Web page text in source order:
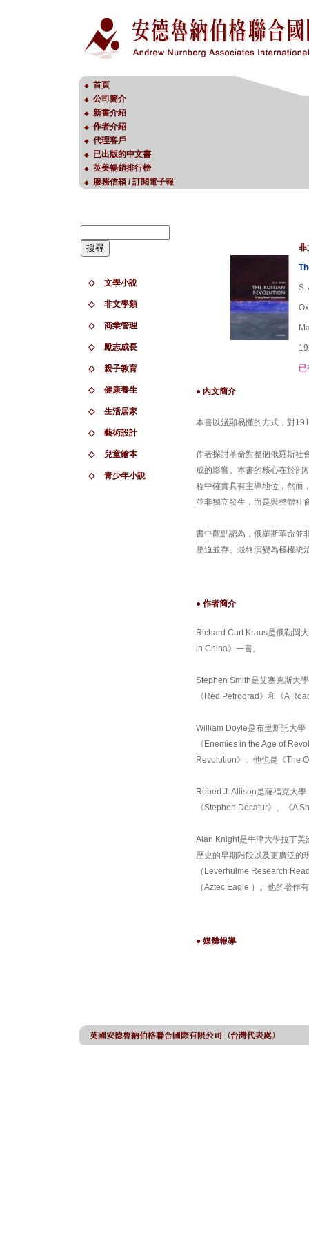
◆ 首頁
◆ 公司簡介
◆ 新書介紹
◆ 作者介紹
◆ 代理客戶
◆ 已出版的中文書
◆ 英美暢銷排行榜
◆ 服務信箱 / 訂閱電子報
◇ 文學小說
◇ 非文學類
◇ 商業管理
◇ 勵志成長
◇ 親子教育
◇ 健康養生
◇ 生活居家
◇ 藝術設計
◇ 兒童繪本
◇ 青少年小說
非
S.
● 內文簡介
本書以淺顯易懂的方式，對
作者探討革命對整個俄羅斯社
成的影響。本書的核心在於剖
程中確實具有主導地位，然而
並非獨立發生，而是與整體社
書中觀點認為，俄羅斯革命並
壓迫並存、最終演變為極權統
● 作者簡介
Richard Curt Kraus是俄勒岡
in China》一書。
Stephen Smith是艾塞克斯大
《Red Petrograd》和《A
William Doyle是布里斯託大學
《Enemies in the Age of
Revolution》。他也是《The
Robert J. Allison是薩福克大
《Stephen Decatur》、《A
Alan Knight是牛津大學拉丁美
歷史的早期階段以及更廣泛的
（Leverhulme Research
（Aztec Eagle ）。他的著作
● 媒體報導